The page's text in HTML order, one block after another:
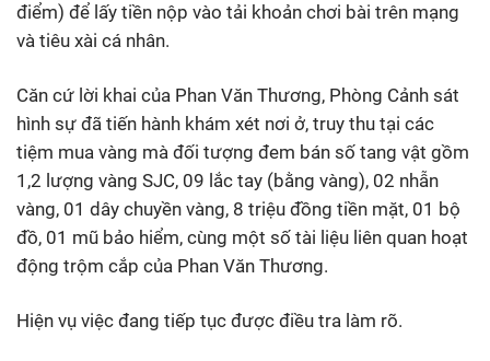
điểm) để lấy tiền nộp vào tải khoản chơi bài trên mạng
và tiêu xài cá nhân.
Căn cứ lời khai của Phan Văn Thương, Phòng Cảnh sát
hình sự đã tiến hành khám xét nơi ở, truy thu tại các
tiệm mua vàng mà đối tượng đem bán số tang vật gồm
1,2 lượng vàng SJC, 09 lắc tay (bằng vàng), 02 nhẫn
vàng, 01 dây chuyền vàng, 8 triệu đồng tiền mặt, 01 bộ
đồ, 01 mũ bảo hiểm, cùng một số tài liệu liên quan hoạt
động trộm cắp của Phan Văn Thương.
Hiện vụ việc đang tiếp tục được điều tra làm rõ.